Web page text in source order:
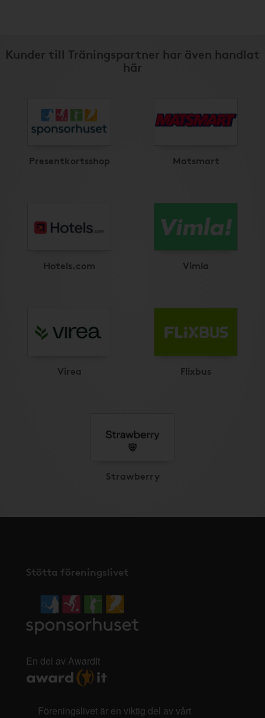
Kunder till Träningspartner har även handlat
här
Presentkortsshop Matsmart
Hotels.com Vimla
Virea Flixbus
Strawberry
Stötta föreningslivet
En del av AwardIt
Föreningslivet är en viktig del av vårt